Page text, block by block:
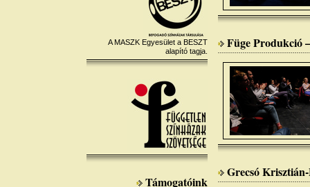
A MASZK Egyesület a BESZT
alapító tagja.
Támogatóink
Füge Produkció
Grecsó